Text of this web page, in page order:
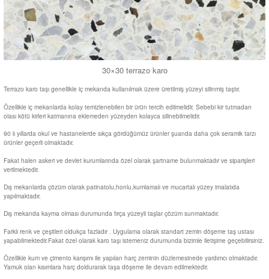
30×30 terrazo karo
Terrazo karo taşı genellikle iç mekanda kullanılmak üzere üretilmiş yüzeyi silinmiş taştır.
Özellikle iç mekanlarda kolay temizlenebilen bir ürün tercih edilmelidir. Sebebi kir tutmadan
olası kötü kirleri katmanına eklemeden yüzeyden kolayca silinebilmelidir.
90 lı yıllarda okul ve hastanelerde sıkça gördüğümüz ürünler şuanda daha çok seramik tarzı
ürünler geçerli olmaktadır.
Fakat halen askeri ve devlet kurumlarında özel olarak şartname bulunmaktadır ve siparişleri
verilmektedir.
Dış mekanlarda çözüm olarak patinatolu,honlu,kumlamalı ve mucartalı yüzey imalatıda
yapılmaktadır.
Dış mekanda kayma olması durumunda fırça yüzeyli taşlar çözüm sunmaktadır.
Farklı renk ve çeşitleri oldukça fazladır . Uygulama olarak standart zemin döşeme taş ustası
yapabilmektedir.Fakat özel olarak karo taşı istemeniz durumunda bizimle iletişime geçebilirsiniz.
Özellikle kum ve çimento karışımı ile yapılan harç zeminin düzlemesinede yardımcı olmaktadır.
Yamuk olan kısımlara harç doldurarak taşa döşeme ile devam edilmektedir.